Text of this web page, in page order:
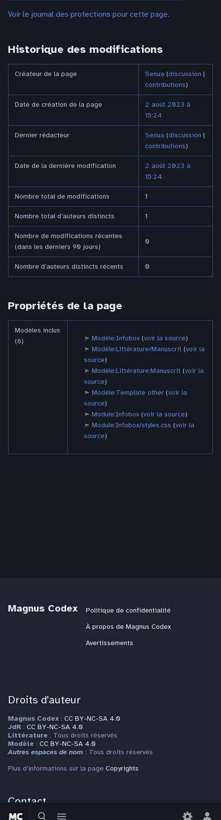
BasculerBasculer
Voir le journal des protections pour cette page.
Historique des modifications
Créateur de la page Senua (discussion |
contributions)
Date de création de la page
2 août 2023 à
15:24
Dernier rédacteur Senua (discussion |
contributions)
Date de la dernière modification
2 août 2023 à
15:24
Nombre total de modifications 1
Nombre total d’auteurs distincts 1
Nombre de modifications récentes
(dans les derniers 90 jours)
0
Nombre d’auteurs distincts récents 0
Propriétés de la page
Modèles inclus
(6)
Modèle:Infobox(voir la source)
Modèle:Littérature/Manuscrit (voir la
source)
Modèle:Littérature:Manuscrit (voir la
source)
Modèle:Template other (voir la
source)
Module:Infobox(voir la source)
Module:Infobox/styles.css (voir la
source)
Magnus Codex
Politique de confidentialité
À propos de Magnus Codex
Avertissements
Droits d'auteur
Magnus Codex : CC BY-NC-SA 4.0
JdR : CC BY-NC-SA 4.0
Littérature : Tous droits réservés
Modèle : CC BY-NC-SA 4.0
Autres espaces de nom : Tous droits réservés
Plus d'informations sur la page Copyrights
Contact